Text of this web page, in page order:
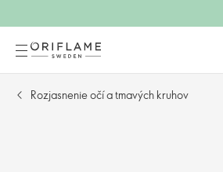
Rozjasnenie očí a tmavých kruhov